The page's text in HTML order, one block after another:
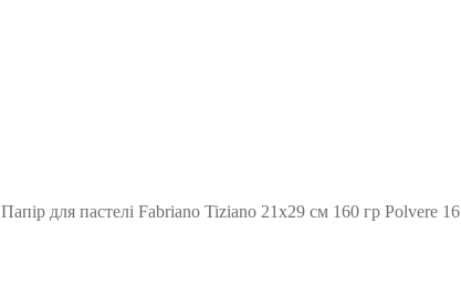
Папір для пастелі Fabriano Tiziano 21х29 см 160 гр Polvere 16